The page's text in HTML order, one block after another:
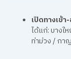
เปิดทางเข้
ได้แก่: บางใ
ท่าม่วง / กา